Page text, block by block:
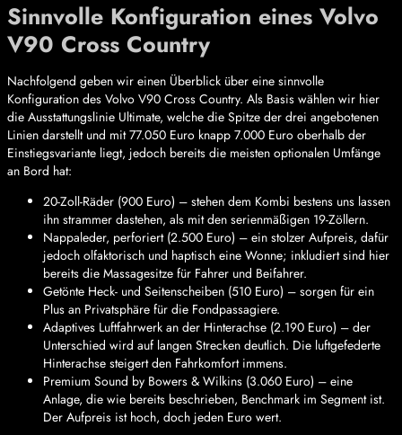
Sinnvolle Konfiguration eines Volvo
V90 Cross Country
Nachfolgend geben wir einen Überblick über eine sinnvolle
Konfiguration des Volvo V90 Cross Country. Als Basis wählen wir hier
die Ausstattungslinie Ultimate, welche die Spitze der drei angebotenen
Linien darstellt und mit 77.050 Euro knapp 7.000 Euro oberhalb der
Einstiegsvariante liegt, jedoch bereits die meisten optionalen Umfänge
an Bord hat:
20-Zoll-Räder (900 Euro) – stehen dem Kombi bestens uns lassen
ihn strammer dastehen, als mit den serienmäßigen 19-Zöllern.
Nappaleder, perforiert (2.500 Euro) – ein stolzer Aufpreis, dafür
jedoch olfaktorisch und haptisch eine Wonne; inkludiert sind hier
bereits die Massagesitze für Fahrer und Beifahrer.
Getönte Heck- und Seitenscheiben (510 Euro) – sorgen für ein
Plus an Privatsphäre für die Fondpassagiere.
Adaptives Luftfahrwerk an der Hinterachse (2.190 Euro) – der
Unterschied wird auf langen Strecken deutlich. Die luftgefederte
Hinterachse steigert den Fahrkomfort immens.
Premium Sound by Bowers & Wilkins (3.060 Euro) – eine
Anlage, die wie bereits beschrieben, Benchmark im Segment ist.
Der Aufpreis ist hoch, doch jeden Euro wert.